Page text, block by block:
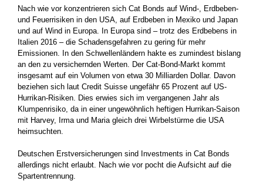
Nach wie vor konzentrieren sich Cat Bonds auf Wind-, Erdbeben-
und Feuerrisiken in den USA, auf Erdbeben in Mexiko und Japan
und auf Wind in Europa. In Europa sind – trotz des Erdbebens in
Italien 2016 – die Schadensgefahren zu gering für mehr
Emissionen. In den Schwellenländern hakte es zumindest bislang
an den zu versichernden Werten. Der Cat-Bond-Markt kommt
insgesamt auf ein Volumen von etwa 30 Milliarden Dollar. Davon
beziehen sich laut Credit Suisse ungefähr 65 Prozent auf US-
Hurrikan-Risiken. Dies erwies sich im vergangenen Jahr als
Klumpenrisiko, da in einer ungewöhnlich heftigen Hurrikan-Saison
mit Harvey, Irma und Maria gleich drei Wirbelstürme die USA
heimsuchten.
Deutschen Erstversicherungen sind Investments in Cat Bonds
allerdings nicht erlaubt. Nach wie vor pocht die Aufsicht auf die
Spartentrennung.